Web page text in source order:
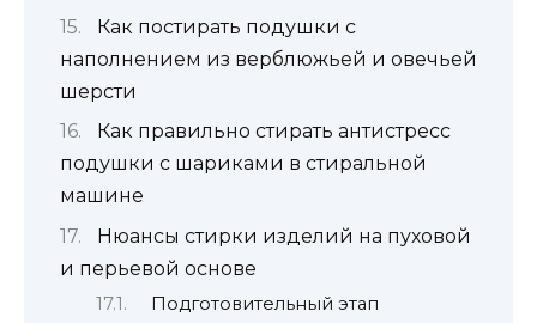
Как постирать подушки с
наполнением из верблюжьей и овечьей
шерсти
Как правильно стирать антистресс
подушки с шариками в стиральной
машине
Нюансы стирки изделий на пуховой
и перьевой основе
Подготовительный этап